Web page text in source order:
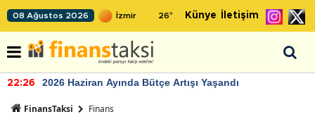
08 Ağustos 2026 26° Künye İletişim
22:26 2026 Haziran Ayında Bütçe Artışı Yaşandı
FinansTaksi Finans